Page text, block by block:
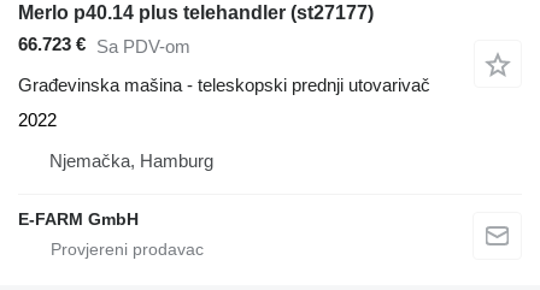
Merlo p40.14 plus telehandler (st27177)
66.723 € Sa PDV-om
Građevinska mašina - teleskopski prednji utovarivač
2022
Njemačka, Hamburg
E-FARM GmbH